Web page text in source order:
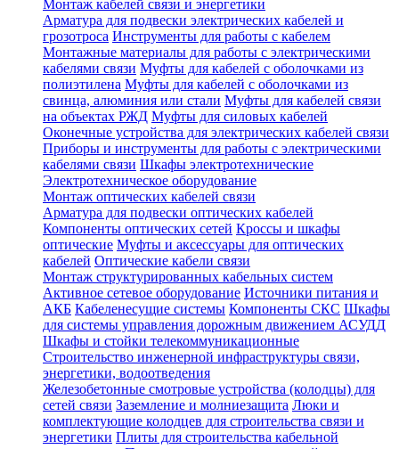
Монтаж кабелей связи и энергетики
Арматура для подвески электрических кабелей и
грозотроса Инструменты для работы с кабелем
Монтажные материалы для работы с электрическими
кабелями связи Муфты для кабелей с оболочками из
полиэтилена Муфты для кабелей с оболочками из
свинца, алюминия или стали Муфты для кабелей связи
на объектах РЖД Муфты для силовых кабелей
Оконечные устройства для электрических кабелей связи
Приборы и инструменты для работы с электрическими
кабелями связи Шкафы электротехнические
Электротехническое оборудование
Монтаж оптических кабелей связи
Арматура для подвески оптических кабелей
Компоненты оптических сетей Кроссы и шкафы
оптические Муфты и аксессуары для оптических
кабелей Оптические кабели связи
Монтаж структурированных кабельных систем
Активное сетевое оборудование Источники питания и
АКБ Кабеленесущие системы Компоненты СКС Шкафы
для системы управления дорожным движением АСУДД
Шкафы и стойки телекоммуникационные
Строительство инженерной инфраструктуры связи,
энергетики, водоотведения
Железобетонные смотровые устройства (колодцы) для
сетей связи Заземление и молниезащита Люки и
комплектующие колодцев для строительства связи и
энергетики Плиты для строительства кабельной